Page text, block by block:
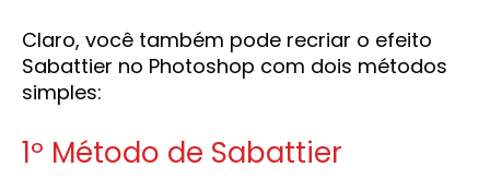
Claro, você também pode recriar o efeito
Sabattier no Photoshop com dois métodos
simples:
1º Método de Sabattier